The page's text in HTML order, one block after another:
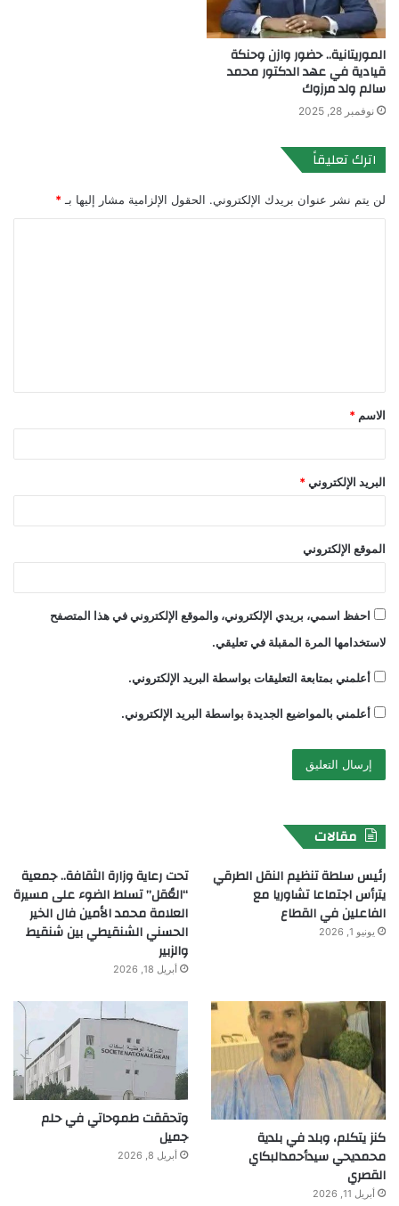
الموريتانية.. حضور وازن وحنكة
قيادية في عهد الدكتور محمد
سالم ولد مرزوك
نوفمبر 28, 2025
اترك تعليقاً
لن يتم نشر عنوان بريدك الإلكتروني. الحقول الإلزامية مشار إليها بـ *
ق
*
الاسم *
البريد الإلكتروني *
الموقع الإلكتروني
احفظ اسمي، بريدي الإلكتروني، والموقع الإلكتروني في هذا المتصفح
لاستخدامها المرة المقبلة في تعليقي.
أعلمني بمتابعة التعليقات بواسطة البريد الإلكتروني.
أعلمني بالمواضيع الجديدة بواسطة البريد الإلكتروني.
مقالات
رئيس سلطة تنظيم النقل الطرقي
يترأس اجتماعا تشاوريا مع
الفاعلين في القطاع
يونيو 1, 2026
تحت رعاية وزارة الثقافة.. جمعية
“العُقل” تسلط الضوء على مسيرة
العلامة محمد الأمين فال الخير
الحسني الشنقيطي بين شنقيط
والزبير
أبريل 18, 2026
كنز يتكلم، وبلد في بلدية
محمديحي سيدأحمدالبكاي
القصري
أبريل 11, 2026
وتحققت طموحاتي في حلم
جميل
أبريل 8, 2026